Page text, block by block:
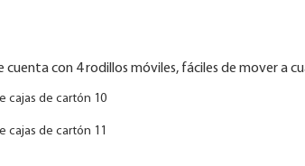
con 4 rodillos móviles, fáciles de mover a